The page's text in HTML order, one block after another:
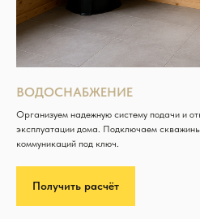
ВОДОСНАБЖЕНИЕ
Организуем надежную систему подачи и
эксплуатации дома. Подключаем
коммуникаций под ключ.
Получить расчёт